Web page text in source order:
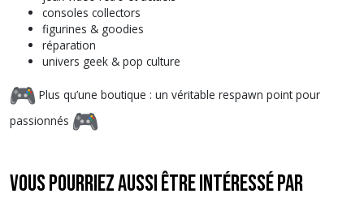
consoles collectors
figurines & goodies
réparation
univers geek & pop culture
Plus qu’une boutique : un véritable respawn point pour
passionnés
Vous pourriez aussi être intéressé par